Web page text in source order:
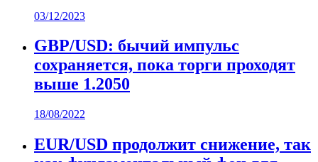
03/12/2023
GBP/USD: бычий импульс
сохраняется, пока торги проходят
выше 1.2050
18/08/2022
EUR/USD продолжит снижение, так